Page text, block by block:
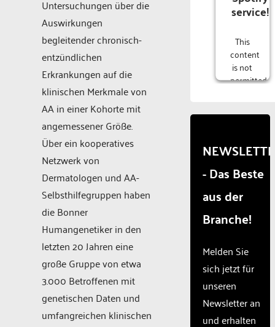
Untersuchungen über die
Auswirkungen
begleitender chronisch-
entzündlichen
Erkrankungen auf die
klinischen Merkmale von
AA in einer Kohorte mit
angemessener Größe.
Über ein kooperatives
Netzwerk von
Dermatologen und AA-
Selbsthilfegruppen haben
die Bonner
Humangenetiker in den
letzten 20 Jahren eine
große Gruppe von etwa
3.000 Betroffenen mit
genetischen Daten und
umfangreichen klinischen
service!
This
content
is not
permitted
due to
that
are
not
disclosed
to the
The
owner
needs
to
setup
the
site
- Das Beste
aus der
Branche!
Melden Sie
sich jetzt für
unseren
Newsletter an
und erhalten